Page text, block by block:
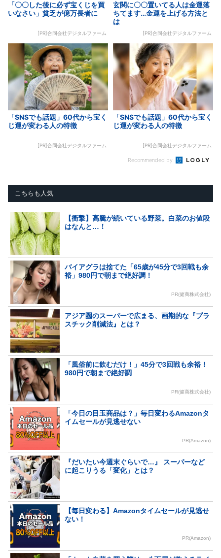
「〇〇した後に必ず宝くじを買
いなさい」貧乏が億万長者に
[PR]合同会社デジタルファーム
玄関に〇〇置いてる人は金運落
ちてます…金運を上げる方法と
は
[PR]合同会社デジタルファーム
「SNSでも話題」60代から宝く
じ運が変わる人の特徴
[PR]合同会社デジタルファーム
「SNSでも話題」60代から宝く
じ運が変わる人の特徴
[PR]合同会社デジタルファーム
Recommended by
こちらも人気
【衝撃】高騰が続いている野菜。白菜のお値段
はなんと…！
バイアグラは捨てた「65歳が45分で3回戦も余
裕」980円で朝まで絶好調！
PR(健商株式会社)
アジア圏のスーパーで広まる、画期的な『プラ
スチック削減法』とは？
「風俗前に飲むだけ！」45分で3回戦も余裕！
980円で朝まで絶好調
PR(健商株式会社)
「今日の目玉商品は？」毎日変わるAmazonタ
イムセールが見逃せない
PR(Amazon)
『だいたい今週末ぐらいで…』 スーパーなど
に起こりうる「変化」とは？
【毎日変わる】Amazonタイムセールが見逃せ
ない！
PR(Amazon)